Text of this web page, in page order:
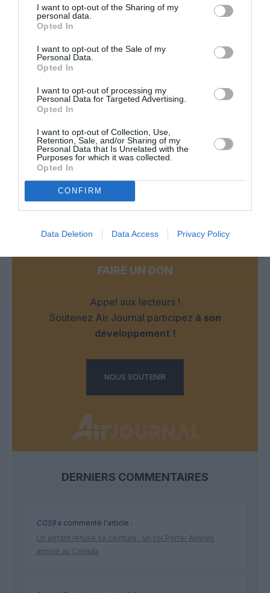
I want to opt-out of the Sharing of my
personal data.
Opted In
I want to opt-out of the Sale of my
Personal Data.
Opted In
I want to opt-out of processing my
Personal Data for Targeted Advertising.
Opted In
I want to opt-out of Collection, Use,
Retention, Sale, and/or Sharing of my
Personal Data that Is Unrelated with the
Purposes for which it was collected.
Opted In
CONFIRM
Data Deletion Data Access Privacy Policy
des solutions low cost…
Air France pourrait profiter de cette faute lourde pour virer
ce fonds de guignols.
RÉPONDRE
Anna Stazzia commenté :
10 août 2025 - 13 h 11
À moins de le racheter avec la plus-value..
FAIRE UN DON
Appel aux lecteurs !
Soutenez Air Journal participez à son
développement !
NOUS SOUTENIR
DERNIERS COMMENTAIRES
CG59a commenté l'article :
Un enfant refuse sa ceinture : un vol Porter Airlines
annulé au Canada